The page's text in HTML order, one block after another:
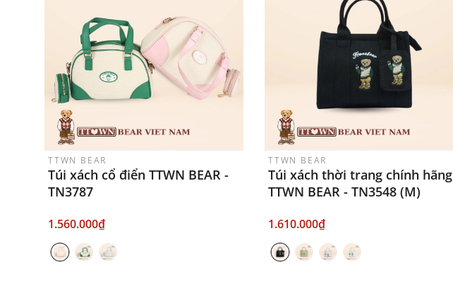
TTWN BEAR
Túi xách cổ điển TTWN BEAR -
TN3787
1.560.000₫
TTWN BEAR
Túi xách thời trang chính hãng
TTWN BEAR - TN3548 (M)
1.610.000₫